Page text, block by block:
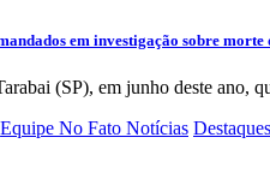
em investigação sobre morte
(SP), em junho deste ano,
Equipe No Fato Notícias Destaques